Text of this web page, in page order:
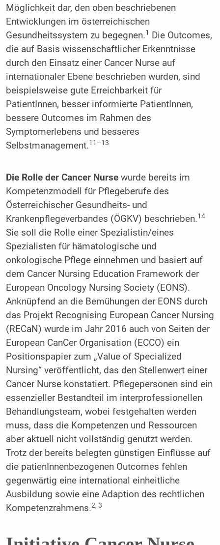
Möglichkeit dar, den oben beschriebenen
Entwicklungen im österreichischen
Gesundheitssystem zu begegnen.1 Die Outcomes,
die auf Basis wissenschaftlicher Erkenntnisse
durch den Einsatz einer Cancer Nurse auf
internationaler Ebene beschrieben wurden, sind
beispielsweise gute Erreichbarkeit für
PatientInnen, besser informierte PatientInnen,
bessere Outcomes im Rahmen des
Symptomerlebens und besseres
Selbstmanagement.11–13
Die Rolle der Cancer Nursewurde bereits im
Kompetenzmodell für Pflegeberufe des
Österreichischer Gesundheits- und
Krankenpflegeverbandes (ÖGKV) beschrieben.14
Sie soll die Rolle einer Spezialistin/eines
Spezialisten für hämatologische und
onkologische Pflege einnehmen und basiert auf
dem Cancer Nursing Education Framework der
European Oncology Nursing Society (EONS).
Anknüpfend an die Bemühungen der EONS durch
das Projekt Recognising European Cancer Nursing
(RECaN) wurde im Jahr 2016 auch von Seiten der
European CanCer Organisation (ECCO) ein
Positionspapier zum „Value of Specialized
Nursing“ veröffentlicht, das den Stellenwert einer
Cancer Nurse konstatiert. Pflegepersonen sind ein
essenzieller Bestandteil im interprofessionellen
Behandlungsteam, wobei festgehalten werden
muss, dass die Kompetenzen und Ressourcen
aber aktuell nicht vollständig genutzt werden.
Trotz der bereits belegten günstigen Einflüsse auf
die patienInnenbezogenen Outcomes fehlen
gegenwärtig eine international einheitliche
Ausbildung sowie eine Adaption des rechtlichen
Kompetenzrahmens.2, 3